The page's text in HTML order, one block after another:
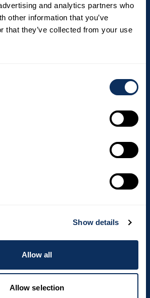
and analytics partners who
other information that you’ve
that they’ve collected from your use
Show details
Allow all
Allow selection
phares